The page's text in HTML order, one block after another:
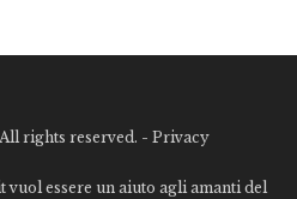
rights reserved. - Privacy
essere un aiuto agli amanti del